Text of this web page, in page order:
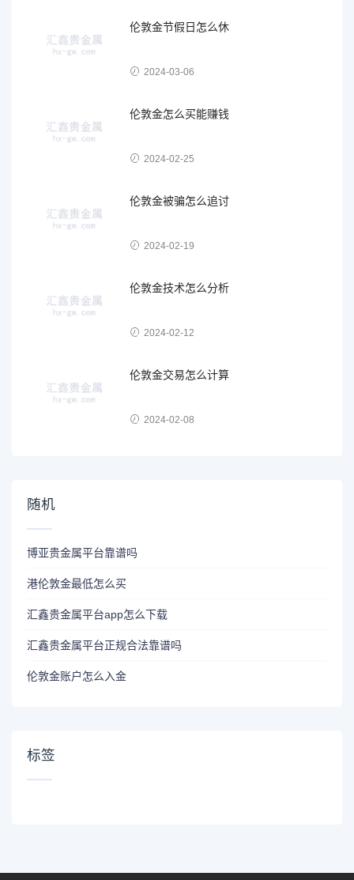
伦敦金节假日怎么休
2024-03-06
伦敦金怎么买能赚钱
2024-02-25
伦敦金被骗怎么追讨
2024-02-19
伦敦金技术怎么分析
2024-02-12
伦敦金交易怎么计算
2024-02-08
随机
博亚贵金属平台靠谱吗
港伦敦金最低怎么买
汇鑫贵金属平台app怎么下载
汇鑫贵金属平台正规合法靠谱吗
伦敦金账户怎么入金
标签